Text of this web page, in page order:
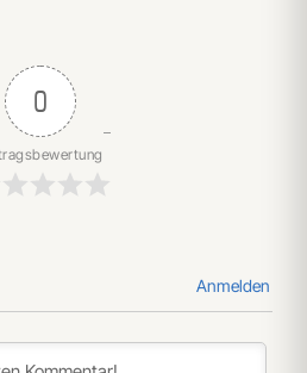
0
Anmelden